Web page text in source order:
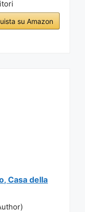
su Amazon
Casa della